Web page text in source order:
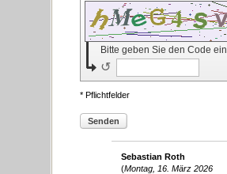
Bitte geben Sie den Code ein
↺
* Pflichtfelder
Senden
Sebastian Roth
(Montag, 16. März 2026